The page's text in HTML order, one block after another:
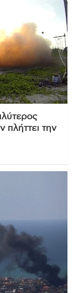
πλήττει την